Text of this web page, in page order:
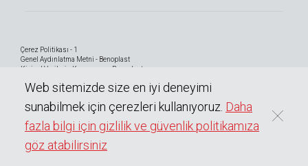
Sayfayı Paylaş
Teknik Broşür
Çerez Politikası - 1
Genel Aydınlatma Metni - Benoplast
Kişisel Verilerin Korunması - Benoplast
Copyright © 2023 BENOPLAST
Web sitemizde size en iyi deneyimi
sunabilmek için çerezleri kullanıyoruz. Daha
fazla bilgi için gizlilik ve güvenlik politikamıza
göz atabilirsiniz